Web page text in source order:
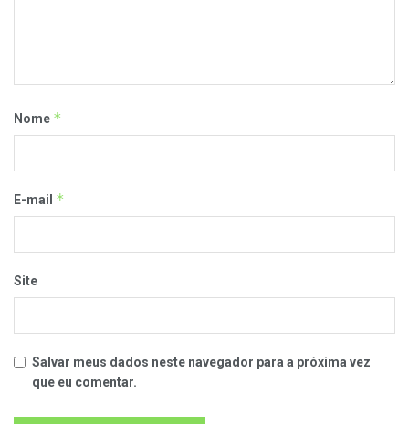
Nome *
E-mail *
Site
Salvar meus dados neste navegador para a próxima vez
que eu comentar.